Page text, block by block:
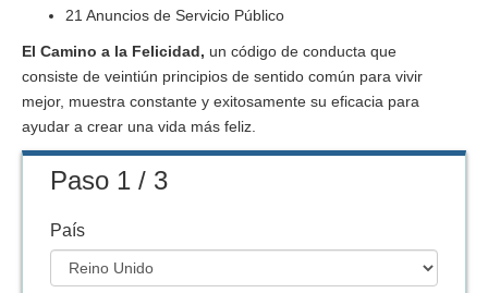
21 Anuncios de Servicio Público
El Camino a la Felicidad, un código de conducta que
consiste de veintiún principios de sentido común para vivir
mejor, muestra constante y exitosamente su eficacia para
ayudar a crear una vida más feliz.
Paso 1 / 3
País